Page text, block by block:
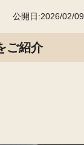
公開日:2026/02/09
ご紹介